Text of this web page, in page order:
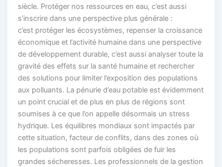
siècle. Protéger nos ressources en eau, c’est aussi
s’inscrire dans une perspective plus générale :
c’est protéger les écosystèmes, repenser la croissance
économique et l’activité humaine dans une perspective
de développement durable, c’est aussi analyser toute la
gravité des effets sur la santé humaine et rechercher
des solutions pour limiter l’exposition des populations
aux polluants. La pénurie d’eau potable est évidemment
un point crucial et de plus en plus de régions sont
soumises à ce que l’on appelle désormais un stress
hydrique. Les équilibres mondiaux sont impactés par
cette situation, facteur de conflits, dans des zones où
les populations sont parfois obligées de fuir les
grandes sécheresses. Les professionnels de la gestion